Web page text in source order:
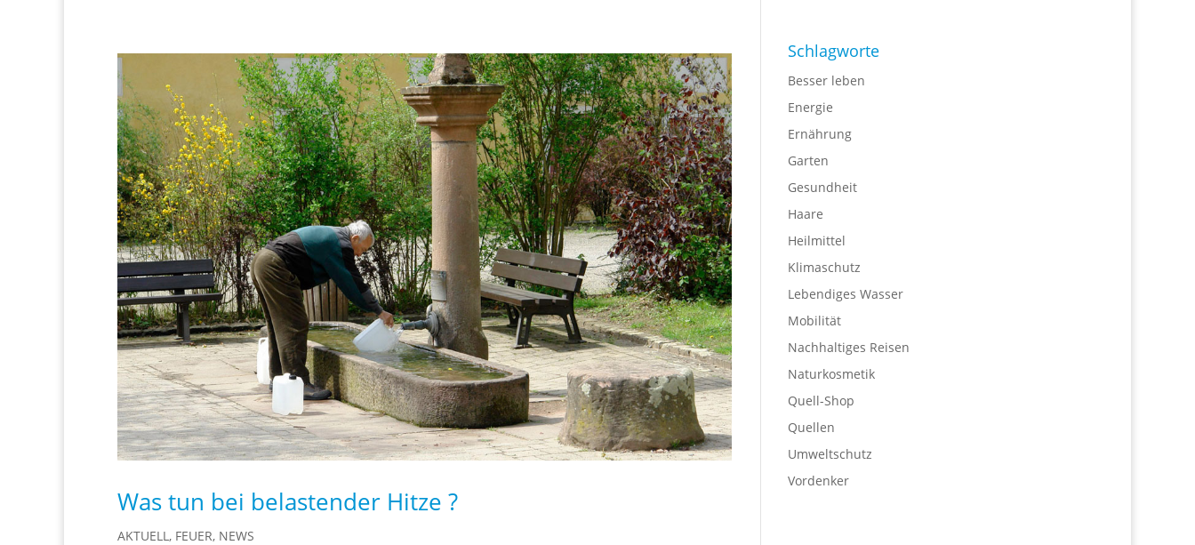
Was tun bei belastender Hitze ?
AKTUELL, FEUER, NEWS
Schlagworte
Besser leben
Energie
Ernährung
Garten
Gesundheit
Haare
Heilmittel
Klimaschutz
Lebendiges Wasser
Mobilität
Nachhaltiges Reisen
Naturkosmetik
Quell-Shop
Quellen
Umweltschutz
Vordenker